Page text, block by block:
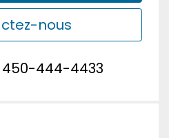
nous
450-444-4433